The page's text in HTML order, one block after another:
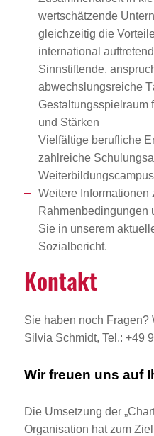
wertschätzende
gleichzeitig die
international
Sinnstiftende,
abwechslungsreiche
Gestaltungsspielraum
und Stärken
Vielfältige berufliche
zahlreiche
Weiterbildungscampus
Weitere Informationen
Rahmenbedingungen
Sie in unserem
Sozialbericht.
Kontakt
Sie haben noch Fragen?
Silvia Schmidt, Tel.: +49
Wir freuen uns auf
Die Umsetzung der
Organisation hat zum